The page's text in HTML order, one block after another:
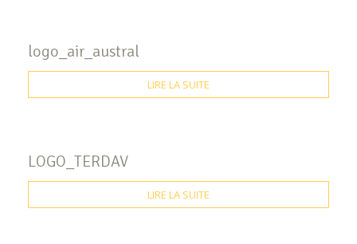
logo_air_austral
LIRE LA SUITE
LOGO_TERDAV
LIRE LA SUITE